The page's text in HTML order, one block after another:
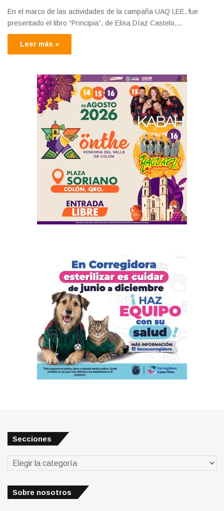
En el marco de las actividades de la campaña UAQ LEE, fue
presentado el libro “Principia”, de Elisa Díaz Castelo,…
Leer más »
Secciones
Secciones
Sobre nosotros